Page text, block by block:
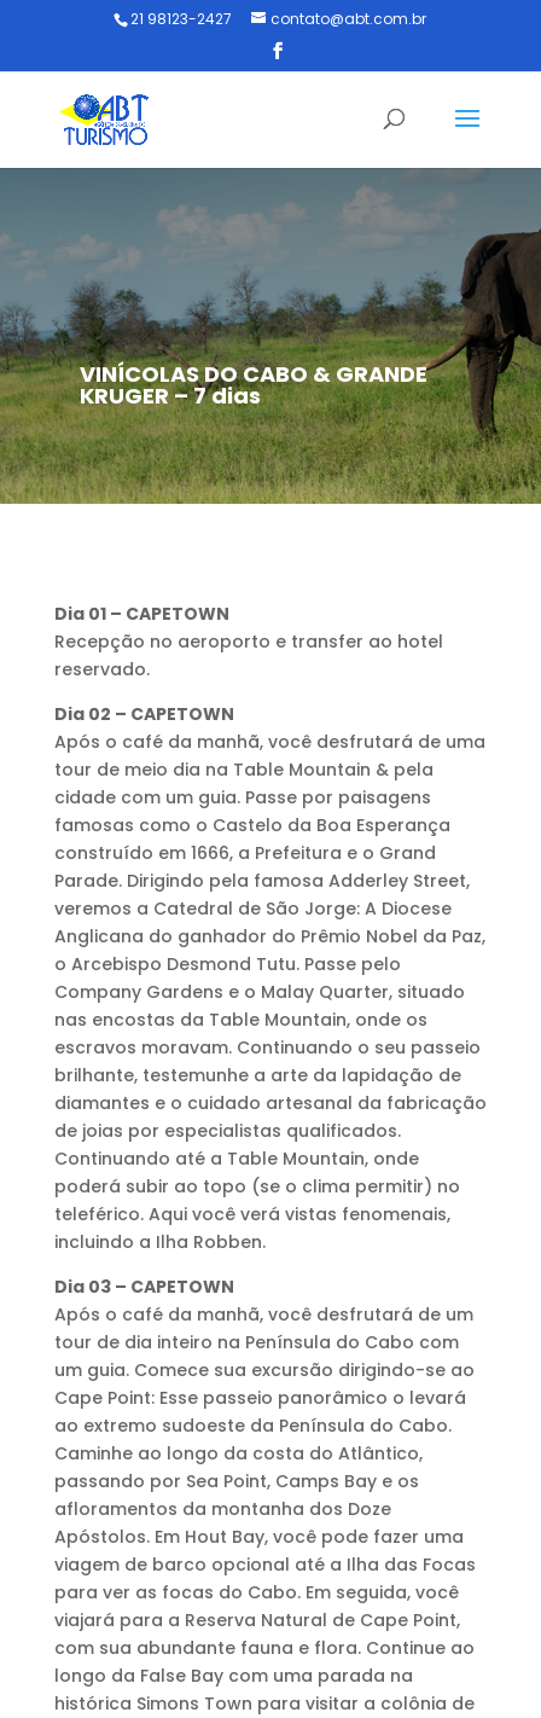
21 98123-2427 contato@abt.com.br
VINÍCOLAS DO CABO & GRANDE
KRUGER – 7 dias
Dia 01 – CAPETOWN
Recepção no aeroporto e transfer ao hotel
reservado.
Dia 02 – CAPETOWN
Após o café da manhã, você desfrutará de uma
tour de meio dia na Table Mountain & pela
cidade com um guia. Passe por paisagens
famosas como o Castelo da Boa Esperança
construído em 1666, a Prefeitura e o Grand
Parade. Dirigindo pela famosa Adderley Street,
veremos a Catedral de São Jorge: A Diocese
Anglicana do ganhador do Prêmio Nobel da Paz,
o Arcebispo Desmond Tutu. Passe pelo
Company Gardens e o Malay Quarter, situado
nas encostas da Table Mountain, onde os
escravos moravam. Continuando o seu passeio
brilhante, testemunhe a arte da lapidação de
diamantes e o cuidado artesanal da fabricação
de joias por especialistas qualificados.
Continuando até a Table Mountain, onde
poderá subir ao topo (se o clima permitir) no
teleférico. Aqui você verá vistas fenomenais,
incluindo a Ilha Robben.
Dia 03 – CAPETOWN
Após o café da manhã, você desfrutará de um
tour de dia inteiro na Península do Cabo com
um guia. Comece sua excursão dirigindo-se ao
Cape Point: Esse passeio panorâmico o levará
ao extremo sudoeste da Península do Cabo.
Caminhe ao longo da costa do Atlântico,
passando por Sea Point, Camps Bay e os
afloramentos da montanha dos Doze
Apóstolos. Em Hout Bay, você pode fazer uma
viagem de barco opcional até a Ilha das Focas
para ver as focas do Cabo. Em seguida, você
viajará para a Reserva Natural de Cape Point,
com sua abundante fauna e flora. Continue ao
longo da False Bay com uma parada na
histórica Simons Town para visitar a colônia de